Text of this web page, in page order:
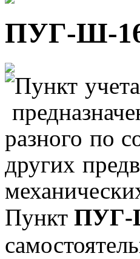
ПУГ-Ш-16
Пункт
разного по
других
Пункт ПУГ-